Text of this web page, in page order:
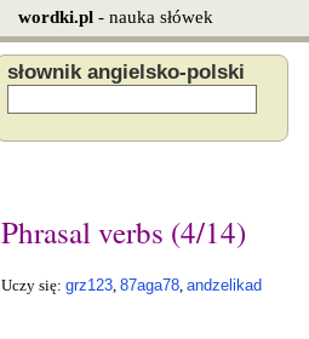
wordki.pl - nauka słówek
słownik angielsko-polski
Phrasal verbs (4/14)
Uczy się: grz123, 87aga78, andzelikad